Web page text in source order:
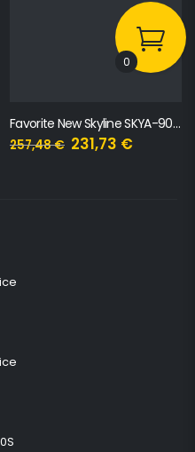
Favorite New Skyline SKYA-902H, 2.70m, 25-65g
257,48€ 231,73€
0